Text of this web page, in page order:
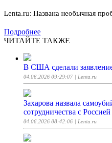
Lenta.ru: Названа необычная
Подробнее
ЧИТАЙТЕ ТАКЖЕ
В США сделали
04.06.2026 09:29:07 | Lenta.ru
Захарова назвала
сотрудничества с Россией
04.06.2026 08:42:06 | Lenta.ru